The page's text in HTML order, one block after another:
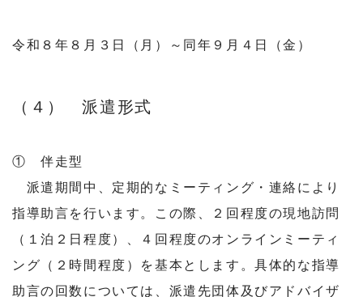
令和８年８月３日（月）～同年９月４日（金）
（４） 派遣形式
① 伴走型
派遣期間中、定期的なミーティング・連絡により
指導助言を行います。この際、２回程度の現地訪問
（１泊２日程度）、４回程度のオンラインミーティ
ング（２時間程度）を基本とします。具体的な指導
助言の回数については、派遣先団体及びアドバイザ